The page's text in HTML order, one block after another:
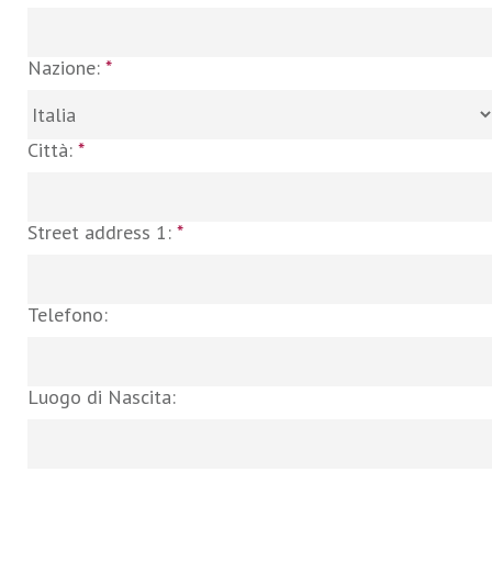
Nazione: *
Città: *
Street address 1: *
Telefono:
Luogo di Nascita: